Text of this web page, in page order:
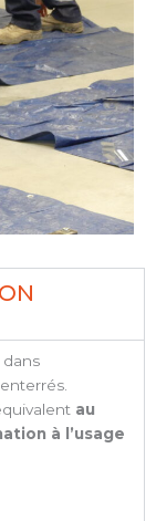
dans
au
à l’usage